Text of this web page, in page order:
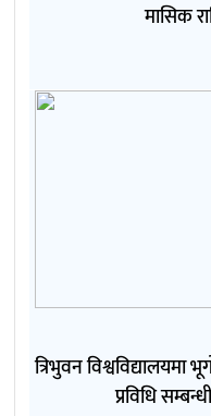
मासिक
त्रिभुवन
प्रविधि